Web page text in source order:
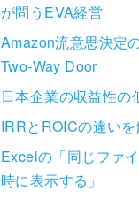
が問うEVA経営
Amazon流意思決定
Two-Way Door
日本企業の収益性の
IRRとROICの違い
Excelの「同じファ
時に表示する」